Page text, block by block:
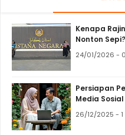
Kenapa
Nonton Sepi?
24/01/2026 -
Persiapan
Media Sosial
26/12/2025 -